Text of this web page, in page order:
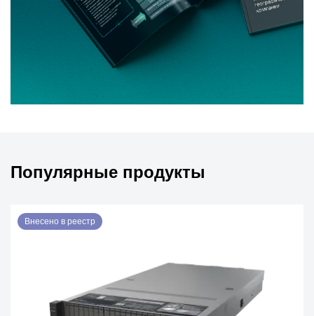
Популярные продукты
Внесено в реестр